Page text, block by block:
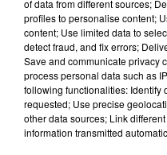
Lecture (4 min 40
100%
100% Radio les infos
of data from different sources;
profiles to personalise content;
content; Use limited data to
detect fraud, and fix errors;
Save and communicate privacy
process personal data such as
following functionalities: Identify
requested; Use precise
other data sources; Link
information transmitted